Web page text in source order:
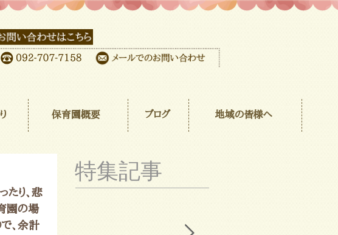
保育園概要 ブログ 地域の皆様へ
たり、悲
園の場
、余計
特集記事